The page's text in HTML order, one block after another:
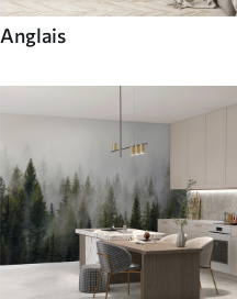
Anglais